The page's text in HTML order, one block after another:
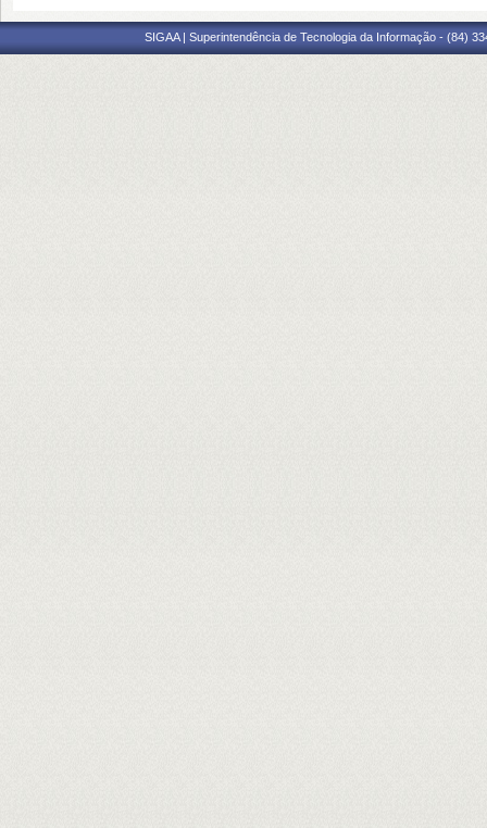
SIGAA | Superintendência de Tecnologia da Informação - (84)